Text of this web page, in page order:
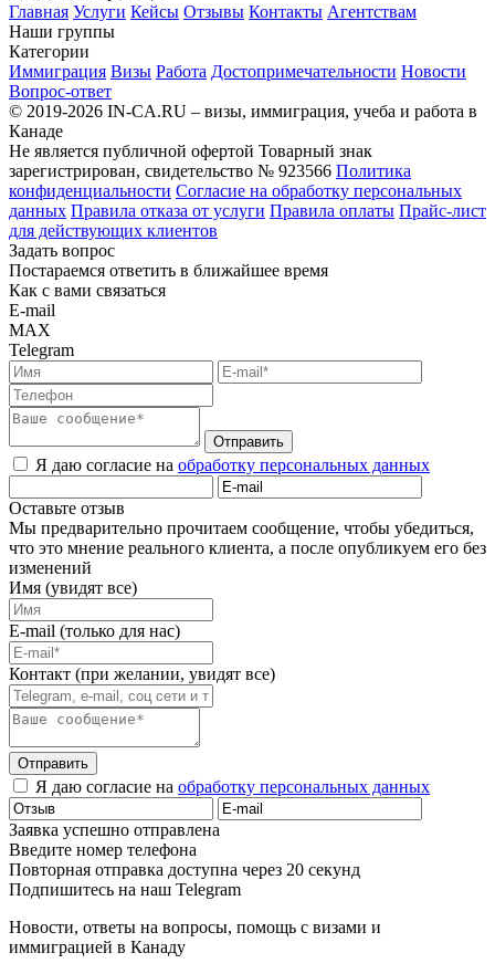
Главная Услуги Кейсы Отзывы Контакты Агентствам
Наши группы
Категории
Иммиграция Визы Работа Достопримечательности Новости
Вопрос-ответ
© 2019-2026 IN-CA.RU – визы, иммиграция, учеба и работа в
Канаде
Не является публичной офертой Товарный знак
зарегистрирован, свидетельство № 923566 Политика
конфиденциальности Согласие на обработку персональных
данных Правила отказа от услуги Правила оплаты Прайс-лист
для действующих клиентов
Задать вопрос
Постараемся ответить в ближайшее время
Как с вами связаться
E-mail
MAX
Telegram
Отправить
Я даю согласие на обработку персональных данных
Оставьте отзыв
Мы предварительно прочитаем сообщение, чтобы убедиться,
что это мнение реального клиента, а после опубликуем его без
изменений
Имя (увидят все)
E-mail (только для нас)
Контакт (при желании, увидят все)
Отправить
Я даю согласие на обработку персональных данных
Заявка успешно отправлена
Введите номер телефона
Повторная отправка доступна через 20 секунд
Подпишитесь на наш Telegram
Новости, ответы на вопросы, помощь с визами и
иммиграцией в Канаду